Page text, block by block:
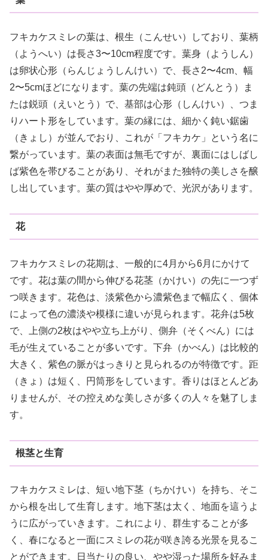
フキカケスミレの葉は、根生（こんせい）しており、葉柄
（ようへい）は長さ3〜10cm程度です。葉身（ようしん）
は卵状心形（らんじょうしんけい）で、長さ2〜4cm、幅
2〜5cmほどになります。葉の先端は鈍頭（どんとう）ま
たは鋭頭（えいとう）で、基部は心形（しんけい）、つま
りハート形をしています。葉の縁には、細かく鈍い鋸歯
（きょし）が並んでおり、これが「フキカケ」という名に
繋がっています。葉の表面は無毛ですが、裏面にはしばし
ば紫色を帯びることがあり、それがまた独特の美しさを醸
し出しています。葉の質はやや厚めで、光沢があります。
花
フキカケスミレの花期は、一般的に4月から6月にかけて
です。花は葉の間から伸びる花茎（かけい）の先に一つず
つ咲きます。花色は、淡紫色から濃紫色まで幅広く、個体
によって色の濃淡や模様に違いが見られます。花弁は5枚
で、上側の2枚はやや立ち上がり、側弁（そくべん）には
毛が生えていることが多いです。下弁（かべん）は比較的
大きく、紫色の脈がはっきりと見られるのが特徴です。距
（きょ）は短く、円筒形をしています。香りはほとんどあ
りませんが、その控えめな美しさが多くの人々を魅了しま
す。
根茎と生育
フキカケスミレは、短い地下茎（ちかけい）を持ち、そこ
から根を出して生育します。地下茎は太く、地面を這うよ
うに広がっていきます。これにより、群生することが多
く、春になると一面にスミレの花が咲き誇る光景を見るこ
とができます。日当たりの良い、やや湿った場所を好みま